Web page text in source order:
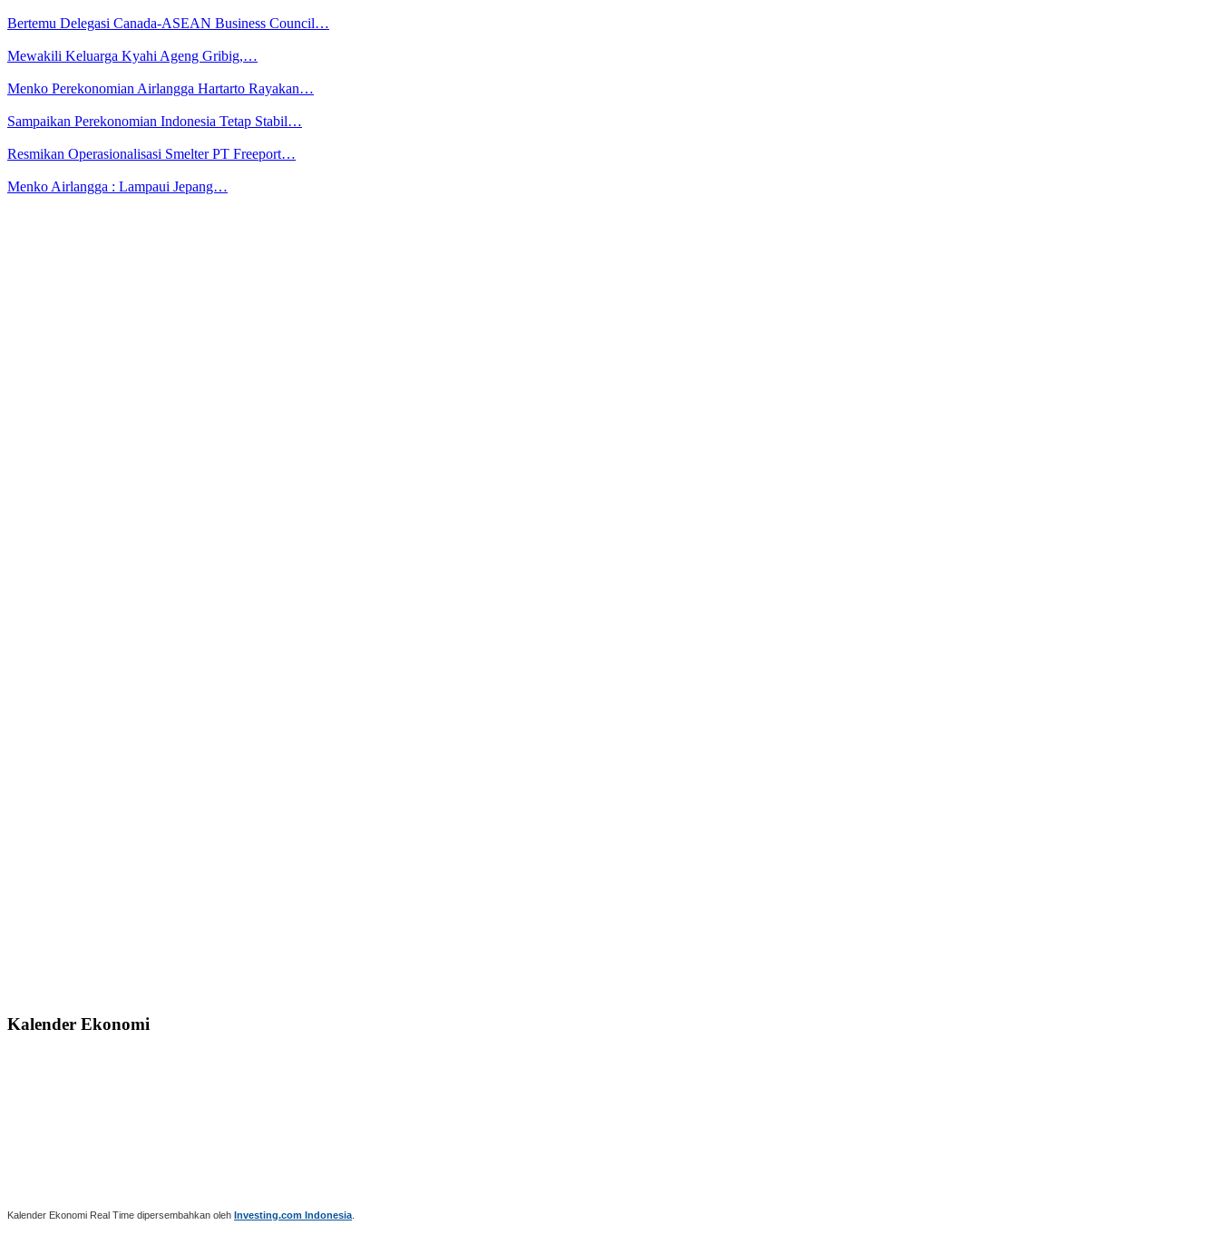
Bertemu Delegasi Canada-ASEAN Business Council…
Mewakili Keluarga Kyahi Ageng Gribig,…
Menko Perekonomian Airlangga Hartarto Rayakan…
Sampaikan Perekonomian Indonesia Tetap Stabil…
Resmikan Operasionalisasi Smelter PT Freeport…
Menko Airlangga : Lampaui Jepang…
Kalender Ekonomi
Kalender Ekonomi Real Time dipersembahkan oleh Investing.com Indonesia